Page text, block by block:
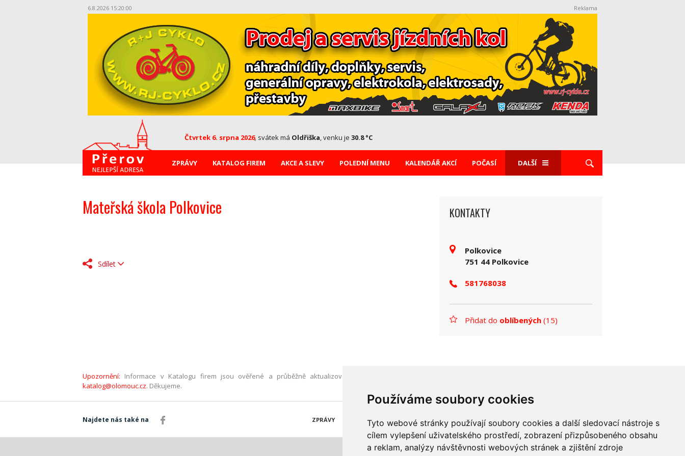
Používáme soubory cookies
Tyto webové stránky používají soubory cookies a další sledovací nástroje s
cílem vylepšení uživatelského prostředí, zobrazení přizpůsobeného obsahu
a reklam, analýzy návštěvnosti webových stránek a zjištění zdroje
6.8.2026 15:20:00 Reklama
Čtvrtek 6. srpna 2026, svátek má Oldřiška, venku je 30.8 °C
ZPRÁVY KATALOG FIREM AKCE A SLEVY POLEDNÍ MENU KALENDÁŘ AKCÍ POČASÍ DALŠÍ
Mateřská škola Polkovice
Sdílet
KONTAKTY
Polkovice
751 44 Polkovice
581768038
Přidat do oblíbených (15)
Upozornění: Informace v Katalogu firem jsou ověřené a průběžně aktualizované. Pokud jste přesto narazili na chybný údaj, dejte nám vědět na e-mail:
katalog@olomouc.cz. Děkujeme.
Najdete nás také na ZPRÁVY KATALOG FIREM AKCE A SLEVY POLEDNÍ MENU KALENDÁŘ AKCÍ POČASÍ
© 1997-2026 NEJLEPŠÍ ADRESA a.s. Všechna práva vyhrazena.